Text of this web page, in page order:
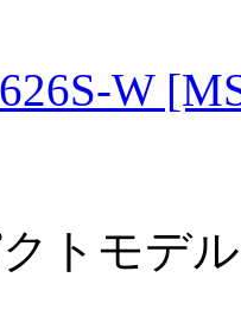
W
トモデル